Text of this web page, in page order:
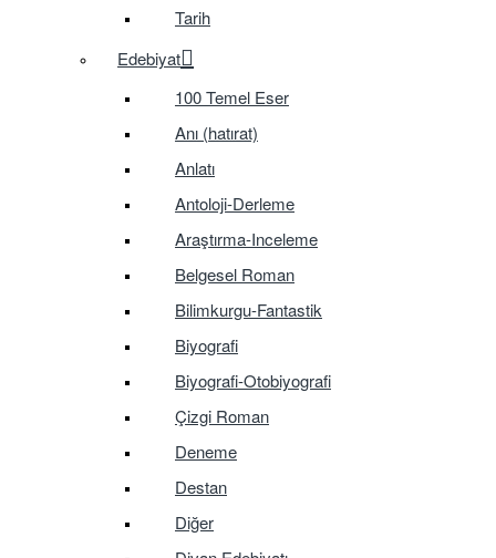
Tarih
Edebiyat
100 Temel Eser
Anı (hatırat)
Anlatı
Antoloji-Derleme
Araştırma-Inceleme
Belgesel Roman
Bilimkurgu-Fantastik
Biyografi
Biyografi-Otobiyografi
Çizgi Roman
Deneme
Destan
Diğer